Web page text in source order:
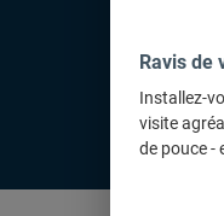
Ravis de
Installez-
visite
de pouce -